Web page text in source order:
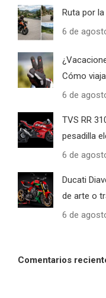
Ruta por
6 de
Cómo
6 de
TVS RR
pesadilla
6 de
Ducati
de arte o
6 de
Comentarios